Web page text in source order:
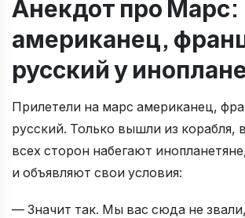
Анекдот про Марс:
американец,
русский у
Прилетели на марс американец,
русский. Только вышли из корабля,
всех сторон набегают
и объявляют свои условия:
— Значит так. Мы вас сюда не